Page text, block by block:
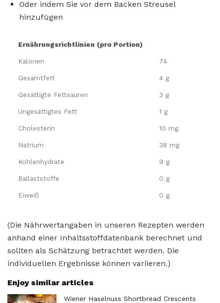
Oder indem Sie vor dem Backen Streusel
hinzufügen
Ernährungsrichtlinien (pro Portion)
Kalorien 74
Gesamtfett 4 g
Gesättigte Fettsäuren 3 g
Ungesättigtes Fett 1 g
Cholesterin 10 mg
Natrium 38 mg
Kohlenhydrate 9 g
Ballaststoffe 0 g
Eiweiß 0 g
(Die Nährwertangaben in unseren Rezepten werden
anhand einer Inhaltsstoffdatenbank berechnet und
sollten als Schätzung betrachtet werden. Die
individuellen Ergebnisse können variieren.)
Enjoy similar articles
Wiener Haselnuss Shortbread Crescents